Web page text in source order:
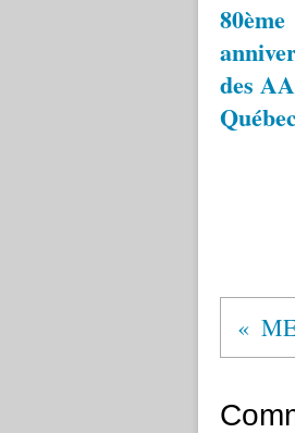
80ème
des